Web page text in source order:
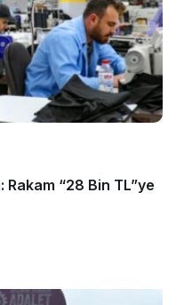
“28 Bin TL”ye